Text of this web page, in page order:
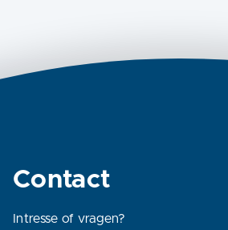
Contact
Intresse of vragen?